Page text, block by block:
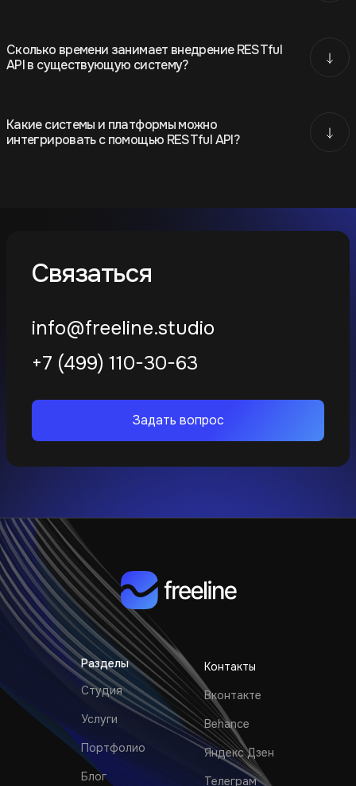
Сколько времени занимает внедрение RESTful
API в существующую систему?
Какие системы и платформы можно
интегрировать с помощью RESTful API?
Связаться
info@freeline.studio
+7 (499) 110-30-63
Задать вопрос
Разделы
Студия
Услуги
Портфолио
Блог
Контакты
Вконтакте
Behance
Яндекс Дзен
Телеграм